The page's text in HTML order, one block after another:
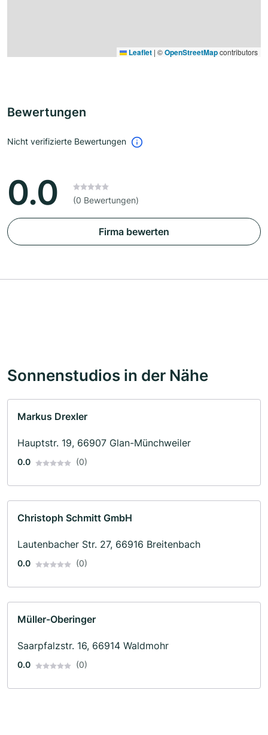
Leaflet | ©OpenStreetMapcontributors
Bewertungen
Nicht verifizierte Bewertungen
0.0 (0 Bewertungen)
Firma bewerten
Sonnenstudios in der Nähe
Markus Drexler
Hauptstr. 19, 66907 Glan-Münchweiler
0.0 (0)
Christoph Schmitt GmbH
Lautenbacher Str. 27, 66916 Breitenbach
0.0 (0)
Müller-Oberinger
Saarpfalzstr. 16, 66914 Waldmohr
0.0 (0)